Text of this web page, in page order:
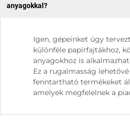
anyagokkal?
Igen, gépeinket úgy
különféle papírfajtákhoz,
anyagokhoz is
Ez a rugalmasság
fenntartható termékeket
amelyek megfelelnek a